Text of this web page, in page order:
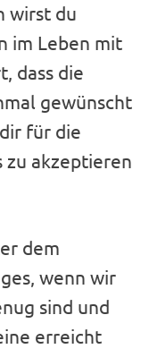
wirst du
im Leben mit
dass die
gewünscht
für die
zu akzeptieren
dem
wenn wir
sind und
erreicht